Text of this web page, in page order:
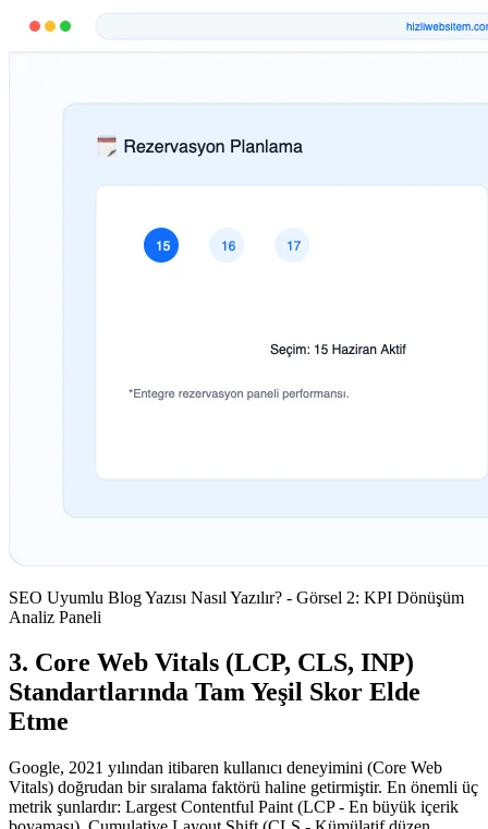
SEO Uyumlu Blog Yazısı Nasıl Yazılır? - Görsel 2: KPI Dönüşüm
Analiz Paneli
3. Core Web Vitals (LCP, CLS, INP)
Standartlarında Tam Yeşil Skor Elde
Etme
Google, 2021 yılından itibaren kullanıcı deneyimini (Core Web
Vitals) doğrudan bir sıralama faktörü haline getirmiştir. En önemli üç
metrik şunlardır: Largest Contentful Paint (LCP - En büyük içerik